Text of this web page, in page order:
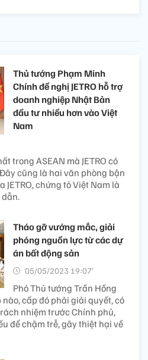
Thủ tướng Phạm Minh
Chính đề nghị JETRO hỗ trợ
doanh nghiệp Nhật Bản
đầu tư nhiều hơn vào Việt
Nam
trong ASEAN mà JETRO có
cũng là hai văn phòng bận
chứng tỏ Việt Nam là
Tháo gỡ vướng mắc, giải
phóng nguồn lực từ các dự
án bất động sản
05/05/2023 19:07’
Phó Thủ tướng Trần Hồng
cấp đó phải giải quyết, có
nhiệm trước Chính phủ,
để chậm trễ, gây thiệt hại về